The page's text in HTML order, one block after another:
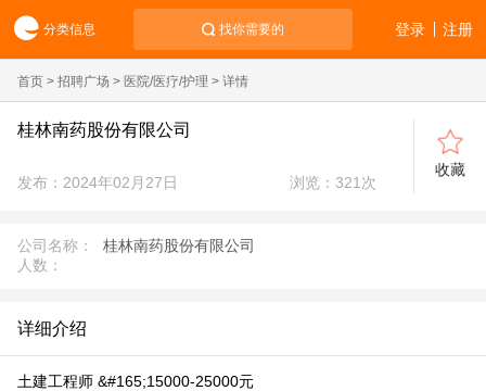
分类信息 找你需要的 注册
登录
首页 > 招聘广场 > 医院/医疗/护理 > 详情
桂林南药股份有限公司
发布：2024年02月27日 浏览： 321 次
收藏
公司名称：
桂林南药股份有限公司
人数：
详细介绍
土建工程师 &#165;15000-25000元